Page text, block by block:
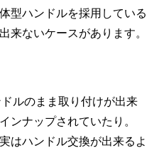
型ハンドルを採用している
来ないケースがあります。
ルのまま取り付けが出来
ンナップされていたり。
はハンドル交換が出来るよ